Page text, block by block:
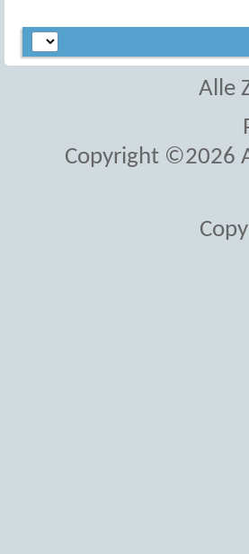
Alle
Copyright ©2026